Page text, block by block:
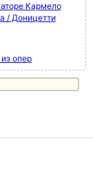
Кармело
/ Доницетти
опер